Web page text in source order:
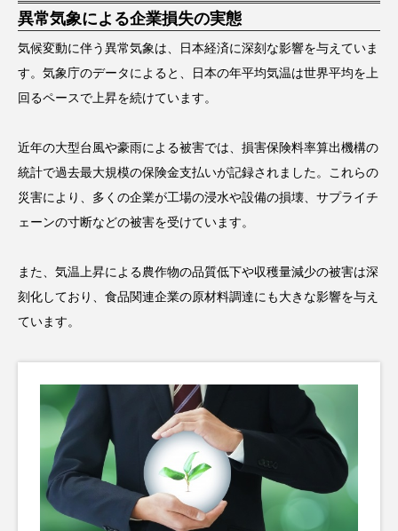
異常気象による企業損失の実態
気候変動に伴う異常気象は、日本経済に深刻な影響を与えていま
す。気象庁のデータによると、日本の年平均気温は世界平均を上
回るペースで上昇を続けています。
近年の大型台風や豪雨による被害では、損害保険料率算出機構の
統計で過去最大規模の保険金支払いが記録されました。これらの
災害により、多くの企業が工場の浸水や設備の損壊、サプライチ
ェーンの寸断などの被害を受けています。
また、気温上昇による農作物の品質低下や収穫量減少の被害は深
刻化しており、食品関連企業の原材料調達にも大きな影響を与え
ています。